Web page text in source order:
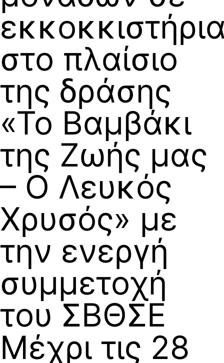
στο πλαίσιο
της δράσης
«Το Βαμβάκι
της Ζωής μας
– Ο Λευκός
Χρυσός» με
την ενεργή
συμμετοχή
του ΣΒΘΣΕ
Μέχρι τις 28